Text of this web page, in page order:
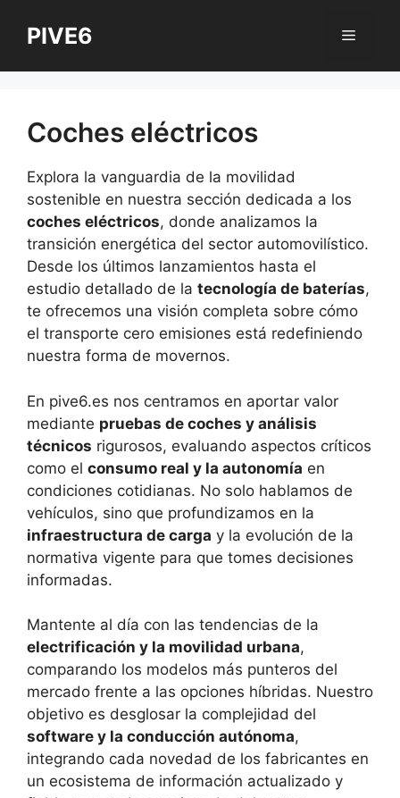
PIVE6 Menú
Coches eléctricos
Explora la vanguardia de la movilidad
sostenible en nuestra sección dedicada a los
coches eléctricos, donde analizamos la
transición energética del sector automovilístico.
Desde los últimos lanzamientos hasta el
estudio detallado de la tecnología de baterías,
te ofrecemos una visión completa sobre cómo
el transporte cero emisiones está redefiniendo
nuestra forma de movernos.
En pive6.es nos centramos en aportar valor
mediante pruebas de coches y análisis
técnicos rigurosos, evaluando aspectos críticos
como el consumo real y la autonomía en
condiciones cotidianas. No solo hablamos de
vehículos, sino que profundizamos en la
infraestructura de carga y la evolución de la
normativa vigente para que tomes decisiones
informadas.
Mantente al día con las tendencias de la
electrificación y la movilidad urbana,
comparando los modelos más punteros del
mercado frente a las opciones híbridas. Nuestro
objetivo es desglosar la complejidad del
software y la conducción autónoma,
integrando cada novedad de los fabricantes en
un ecosistema de información actualizado y